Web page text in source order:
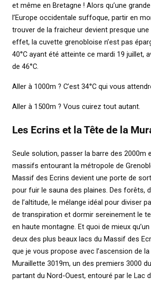
et même en Bretagne ! Alors qu’une
l’Europe occidentale suffoque, partir en
trouver de la fraicheur devient presque une
effet, la cuvette grenobloise n’est pas
40°C ayant été atteinte ce mardi 19 juillet,
de 46°C.
Aller à 1000m ? C’est 34°C qui vous
Aller à 1500m ? Vous cuirez tout autant.
Les Ecrins et la Tête de la
Seule solution, passer la barre des 2000m
massifs entourant la métropole de
Massif des Ecrins devient une porte de
pour fuir le sauna des plaines. Des forêts,
de l’altitude, le mélange idéal pour diviser
de transpiration et dormir sereinement le
en haute montagne. Et quoi de mieux
deux des plus beaux lacs du Massif des
que je vous propose avec l’ascension de
Muraillette 3019m, un des premiers 3000
partant du Nord-Ouest, entouré par le Lac